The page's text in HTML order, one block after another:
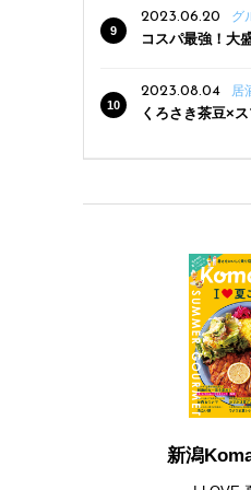
2023.06.20
グ
コスパ最強！大
2023.08.04
居
くろさき茶豆×
新潟